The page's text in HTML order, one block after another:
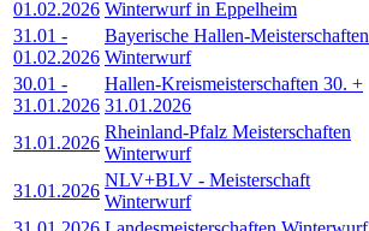
01.02.2026 Winterwurf in Eppelheim
31.01 -
01.02.2026
Bayerische Hallen-
Winterwurf
30.01 -
31.01.2026
Hallen-Kreismeisterschaften 30. +
31.01.2026
31.01.2026
Rheinland-Pfalz Meisterschaften
Winterwurf
31.01.2026
NLV+BLV - Meisterschaft
Winterwurf